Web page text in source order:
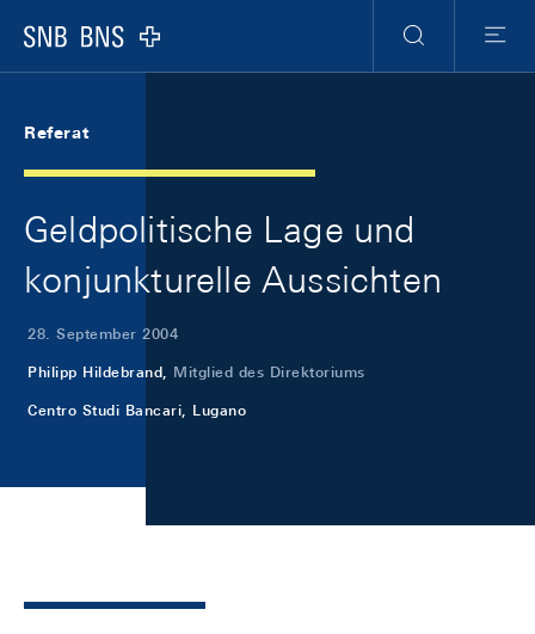
Logo
Suche
Menu
Referat
Geldpolitische Lage und
konjunkturelle Aussichten
28. September 2004
Philipp Hildebrand, Mitglied des Direktoriums
Centro Studi Bancari, Lugano